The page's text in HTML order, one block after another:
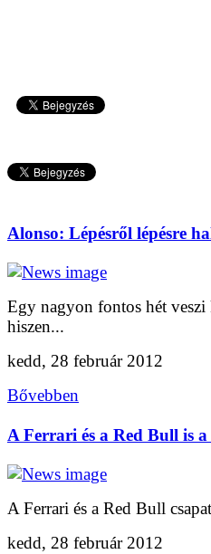
Alonso: Lépésről lépésre
Egy nagyon fontos hét veszi
hiszen...
kedd, 28 február 2012
Bővebben
A Ferrari és a Red Bull is
A Ferrari és a Red Bull
kedd, 28 február 2012